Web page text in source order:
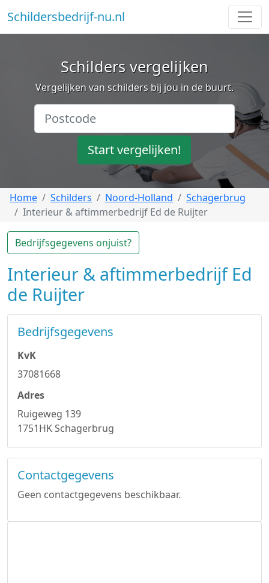
Schildersbedrijf-nu.nl
Schilders vergelijken
Vergelijken van schilders bij jou in de buurt.
Start vergelijken!
Home Schilders Noord-Holland
Schagerbrug
Interieur & aftimmerbedrijf Ed de Ruijter
Bedrijfsgegevens onjuist?
Interieur & aftimmerbedrijf Ed
de Ruijter
Bedrijfsgegevens
KvK
37081668
Adres
Ruigeweg 139
1751HK Schagerbrug
Contactgegevens
Geen contactgegevens beschikbaar.